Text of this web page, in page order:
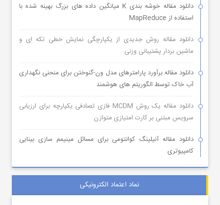
دانلود مقاله خوشه بندی K میانگین داده های بزرگ بهینه شده با
استفاده از MapReduce
دانلود مقاله روش جدیدی از یکپارچگی نمایش خطی تکه ای و
ماشین بردار پشتیبانی وزنی
دانلود مقاله برآورد پارامترهای مدل ون-گنوختن برای منحنی نگهداری
آب خاک توسط الگوریتم های هوشمند
دانلود مقاله یک روش MCDM فازی تصادفی یکپارچه برای ارزیابی
سرویس مبتنی بر کارت امتیازی متوازن
دانلود مقاله آنیلینگ کوانتومی برای مسائل مینیمم سازی بینایی
کامپیوتری
نماد اعتماد الکترونیکی